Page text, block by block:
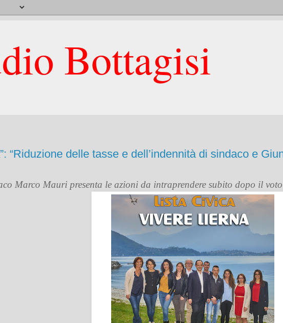
Bottagisi
“Riduzione delle tasse e dell’indennità di sindaco e
Marco Mauri presenta le azioni da intraprendere subito dopo il